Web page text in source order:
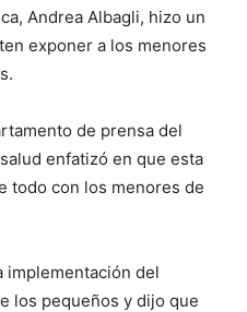
Andrea Albagli, hizo un
exponer a los menores
de prensa del
enfatizó en que esta
todo con los menores de
implementación del
los pequeños y dijo que